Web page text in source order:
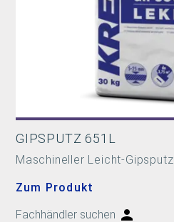
GIPSPUTZ 651L
Maschineller Leicht-Gipsputz
Zum Produkt
Fachhändler suchen